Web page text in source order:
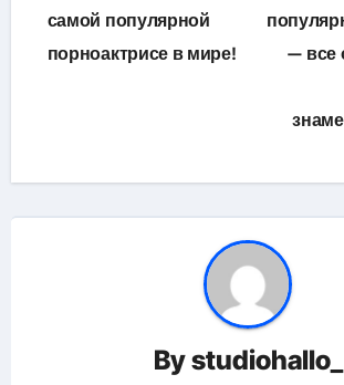
самой популярной
порноактрисе в мире!
— все
Bystudiohallo_